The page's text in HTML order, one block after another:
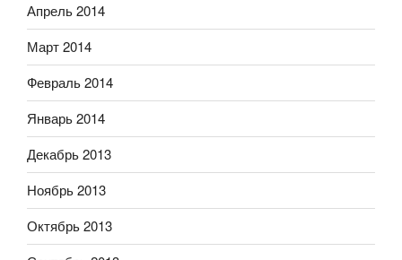
Апрель 2014
Март 2014
Февраль 2014
Январь 2014
Декабрь 2013
Ноябрь 2013
Октябрь 2013